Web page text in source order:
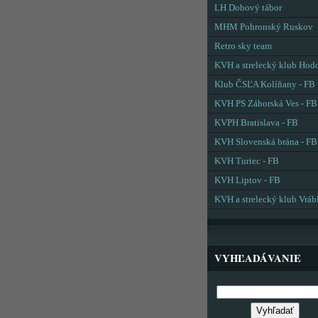
LH Dobový tábor
MHM Pohronský Ruskov
Retro sky team
KVH a strelecký klub
Klub ČSĽA Kolíňany - FB
KVH PS Záhorská Ves - FB
KVPH Bratislava - FB
KVH Slovenská brána - FB
KVH Turiec - FB
KVH Liptov - FB
KVH a strelecký klub
VYHĽADÁVANIE